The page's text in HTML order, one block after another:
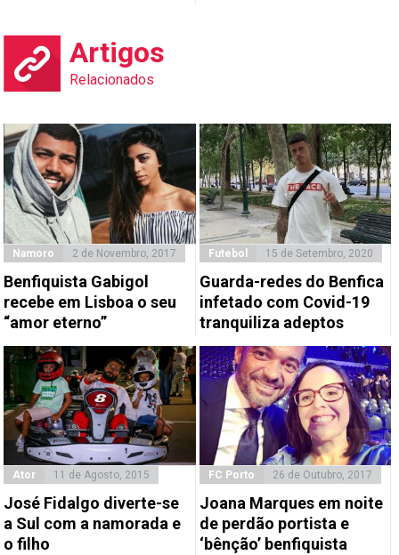
Artigos
Relacionados
Namoro 2 de Novembro, 2017
Benfiquista Gabigol
recebe em Lisboa o seu
“amor eterno”
Futebol 15 de Setembro, 2020
Guarda-redes do Benfica
infetado com Covid-19
tranquiliza adeptos
Ator 11 de Agosto, 2015
José Fidalgo diverte-se
a Sul com a namorada e
o filho
FC Porto 26 de Outubro, 2017
Joana Marques em noite
de perdão portista e
‘bênção’ benfiquista